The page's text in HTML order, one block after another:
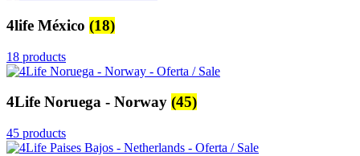
4life México (18)
18 products
4Life Noruega - Norway (45)
45 products